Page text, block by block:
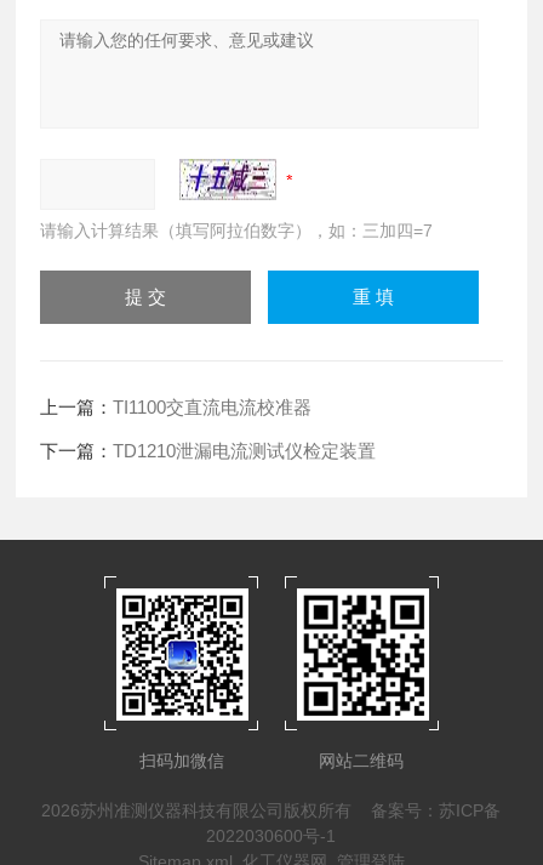
请输入计算结果（填写阿拉伯数字），如：三加四=7
上一篇：TI1100交直流电流校准器
下一篇：TD1210泄漏电流测试仪检定装置
扫码加微信 网站二维码
2026苏州准测仪器科技有限公司版权所有 备案号：苏ICP备
2022030600号-1